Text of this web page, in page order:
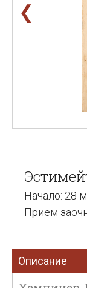
❮
Начало: 28
Прием
Описание